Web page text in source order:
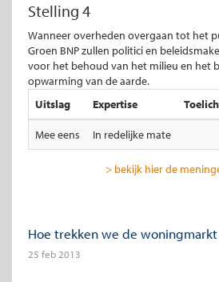
Stelling 4
Wanneer overheden overgaan tot het
Groen BNP zullen politici en
voor het behoud van het milieu en het
opwarming van de aarde.
Uitslag
Expertise
Mee eens In redelijke mate
> bekijk hier de
Hoe trekken we de
25 feb 2013